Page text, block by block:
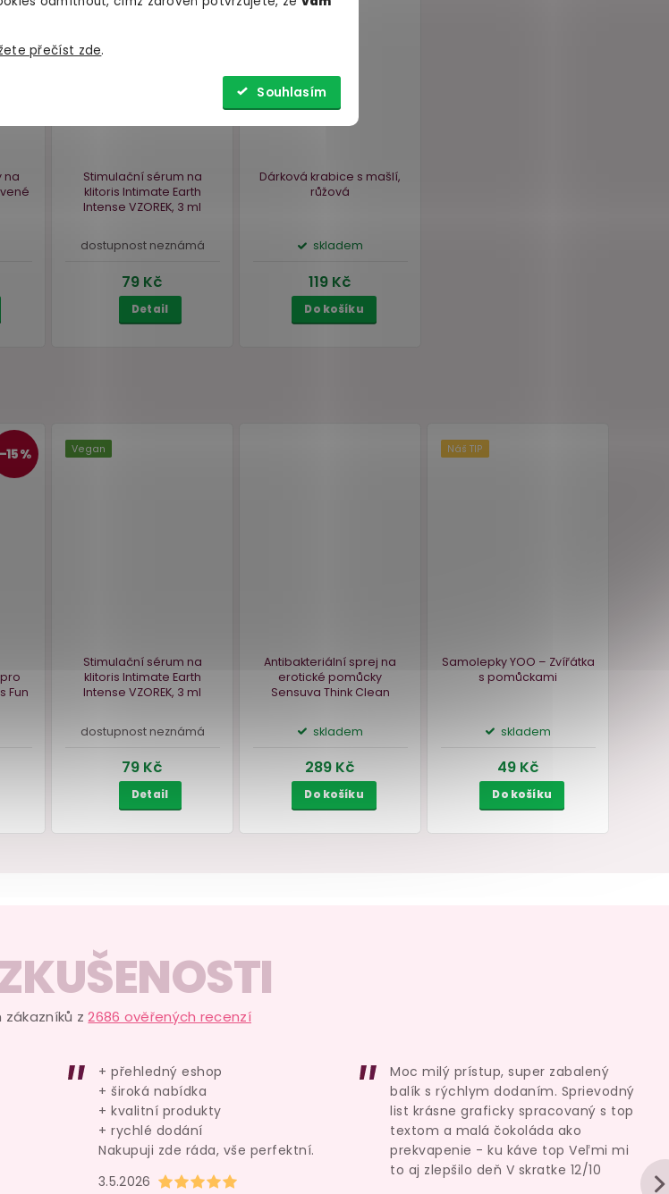
přečíst zde.
Souhlasím
červené
Vegan Akce
růžová
–15 %
pro
Endless Fun
Stimulační sérum na
klitoris Intimate Earth
Intense VZOREK, 3 ml
79 Kč
Detail
289 Kč
Do košíku Do
zákazníků z2686 ověřených recenzí
5 z 5 hvězdiček.
Hodnocení obchodu je 5 z 5 hvězdiček.
3.5.2026
+ přehledný eshop
+ široká nabídka
+ kvalitní produkty
+ rychlé dodání
Nakupuji zde ráda, vše perfektní.
Moc milý prístup, super zabalený
balík s rýchlym dodaním. Sprievodný
list krásne graficky spracovaný s top
textom a malá čokoláda ako
prekvapenie - ku káve top Veľmi mi
to aj zlepšilo deň V skratke 12/10